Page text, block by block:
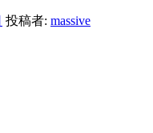
投稿者: massive